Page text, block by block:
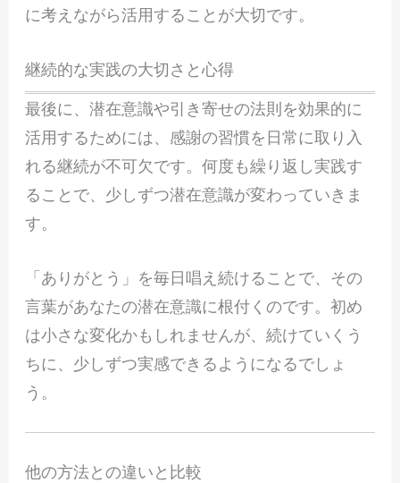
に考えながら活用することが大切です。
継続的な実践の大切さと心得
最後に、潜在意識や引き寄せの法則を効果的に
活用するためには、感謝の習慣を日常に取り入
れる継続が不可欠です。何度も繰り返し実践す
ることで、少しずつ潜在意識が変わっていきま
す。
「ありがとう」を毎日唱え続けることで、その
言葉があなたの潜在意識に根付くのです。初め
は小さな変化かもしれませんが、続けていくう
ちに、少しずつ実感できるようになるでしょ
う。
他の方法との違いと比較